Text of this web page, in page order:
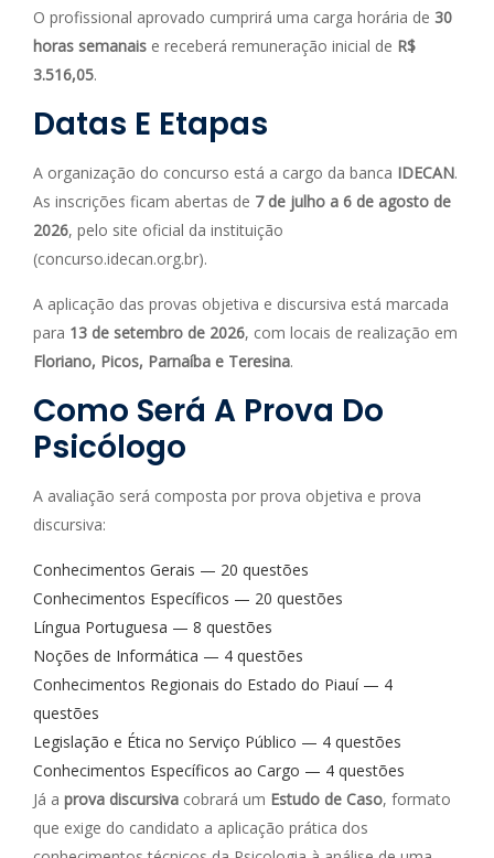
O profissional aprovado cumprirá uma carga horária de 30
horas semanais e receberá remuneração inicial de R$
3.516,05.
Datas E Etapas
A organização do concurso está a cargo da banca IDECAN.
As inscrições ficam abertas de 7 de julho a 6 de agosto de
2026, pelo site oficial da instituição
(concurso.idecan.org.br).
A aplicação das provas objetiva e discursiva está marcada
para 13 de setembro de 2026, com locais de realização em
Floriano, Picos, Parnaíba e Teresina.
Como Será A Prova Do
Psicólogo
A avaliação será composta por prova objetiva e prova
discursiva:
Conhecimentos Gerais — 20 questões
Conhecimentos Específicos — 20 questões
Língua Portuguesa — 8 questões
Noções de Informática — 4 questões
Conhecimentos Regionais do Estado do Piauí — 4
questões
Legislação e Ética no Serviço Público — 4 questões
Conhecimentos Específicos ao Cargo — 4 questões
Já a prova discursiva cobrará um Estudo de Caso, formato
que exige do candidato a aplicação prática dos